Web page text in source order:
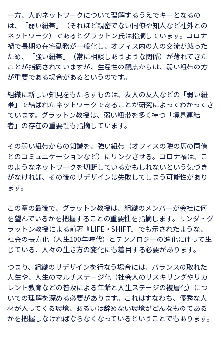
一方、人的ネットワークについて理解するうえでキーとなるの
は、「弱い紐帯」（それほど親密でない同僚や知人など社外との
ネットワーク）であるとグラットン氏は指摘しています。コロナ
禍で長期の在宅勤務が一般化し、オフィス内の人の交流が減った
ため、「強い紐帯」（常に相談しあうような関係）が薄れてきた
ことが指摘されていますが、生産性の観点からは、弱い紐帯の方
が重要である場合があるというのです。
組織に新しい知見をもたらすものは、友人の友人などの「弱い紐
帯」で結ばれたネットワークであることが研究によってわかってき
ています。グラットン教授は、弱い紐帯を多く持つ「境界連結
者」の存在の重要性も指摘しています。
その弱い紐帯からの知識を、強い紐帯（オフィスの隣の席の同僚
とのコミュニケーションなど）にリンクさせる。コロナ禍は、こ
のようなネットワークを切断しているかもしれないという気づき
がなければ、その後のリデザインは失敗してしまう可能性があり
ます。
この章の最後で、グラットン教授は、組織のメンバーが会社に何
を望んでいるかを把握することの重要性を指摘します。リンダ・グ
ラットン教授による前著『LIFE・SHIFT』でも示されたような、
社会の長寿化（人生100年時代）とテクノロジーの進化に伴って生
じている、人々の生き方の変化にも着目する必要があります。
つまり、組織のリデザインを行なう場合には、バランスの取れた
人生や、人生のマルチステージ化（社会人のリスキリングやリカ
レント教育などの普及による年齢と人生ステージの複層化）につ
いての理解を深める必要があります。これはすなわち、優秀な人
材が入ってくる環境、あるいは辞めない環境がどんなものである
かを把握しなければならなくなっているということでもあります。